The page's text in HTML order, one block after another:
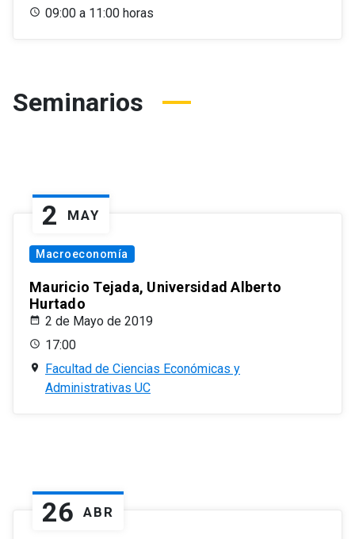
09:00 a 11:00 horas
Seminarios
2 MAY
Macroeconomía
Mauricio Tejada, Universidad Alberto
Hurtado
2 de Mayo de 2019
17:00
Facultad de Ciencias Económicas y
Administrativas UC
26 ABR